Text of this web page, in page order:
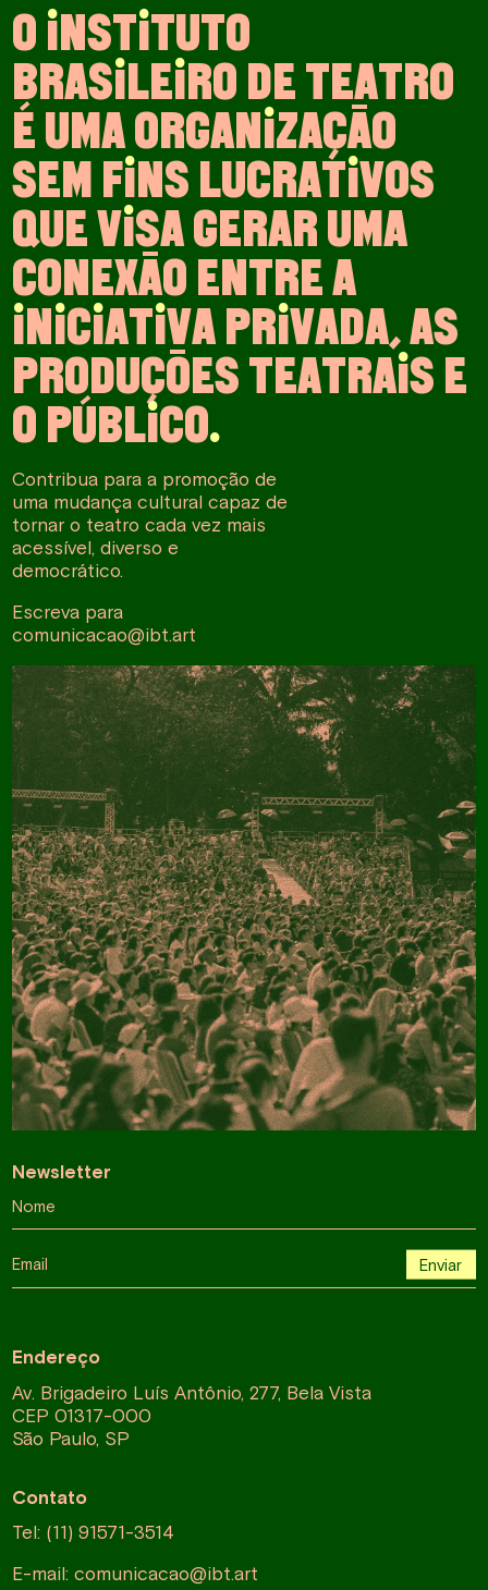
OINSTITUTO
BRASILEIRODETEATRO
ÉUMAORGANIZAÇÃO
SEMFINSLUCRATIVOS
QUEVISAGERARUMA
CONEXÃOENTREA
INICIATIVAPRIVADA,AS
PRODUÇÕESTEATRAISE
OPÚBLICO.
Contribua para a promoção de
uma mudança cultural capaz de
tornar o teatro cada vez mais
acessível, diverso e
democrático.
Escreva para
comunicacao@ibt.art
Endereço
Av. Brigadeiro Luís Antônio, 277, Bela Vista
CEP 01317-000
São Paulo, SP
Contato
Tel: (11) 91571-3514
E-mail: comunicacao@ibt.art
Newsletter
Nome
Email Enviar